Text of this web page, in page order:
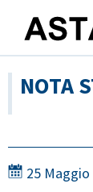
NOTA
25 Maggio